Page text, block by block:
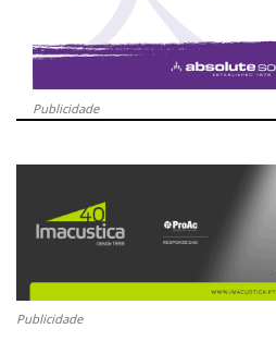
Publicidade
Publicidade